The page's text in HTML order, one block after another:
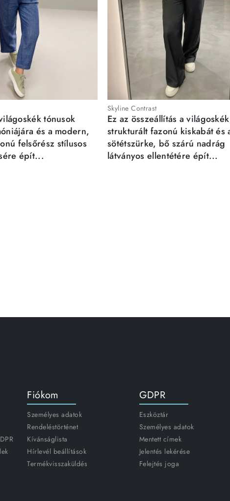
tónusok
és a modern,
felsőrész stílusos
épít...
Skyline Contrast
Ez az összeállítás a
strukturált fazonú kiskabát és
sötétszürke, bő szárú nadrág
látványos ellentétére épít...
Fiókom
Személyes adatok
Rendeléstörténet
Kívánságlista
Hírlevél beállítások
Termékvisszaküldés
GDPR
Eszköztár
Személyes adatok
Mentett címek
Jelentés lekérése
Felejtés joga